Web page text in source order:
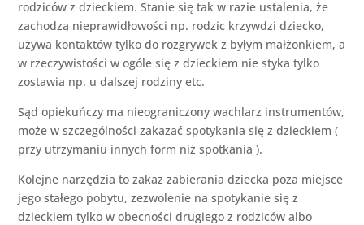
rodziców z dzieckiem. Stanie się tak w razie ustalenia, że
zachodzą nieprawidłowości np. rodzic krzywdzi dziecko,
używa kontaktów tylko do rozgrywek z byłym małżonkiem, a
w rzeczywistości w ogóle się z dzieckiem nie styka tylko
zostawia np. u dalszej rodziny etc.
Sąd opiekuńczy ma nieograniczony wachlarz instrumentów,
może w szczególności zakazać spotykania się z dzieckiem (
przy utrzymaniu innych form niż spotkania ).
Kolejne narzędzia to zakaz zabierania dziecka poza miejsce
jego stałego pobytu, zezwolenie na spotykanie się z
dzieckiem tylko w obecności drugiego z rodziców albo